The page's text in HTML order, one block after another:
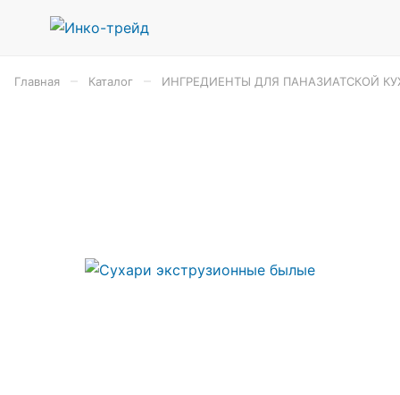
Главная Каталог ИНГРЕДИЕНТЫ ДЛЯ ПАНАЗИАТСКОЙ